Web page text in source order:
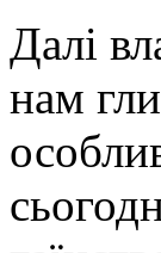
Далі
нам